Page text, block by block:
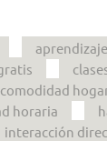
comodidad
horaria
interacción